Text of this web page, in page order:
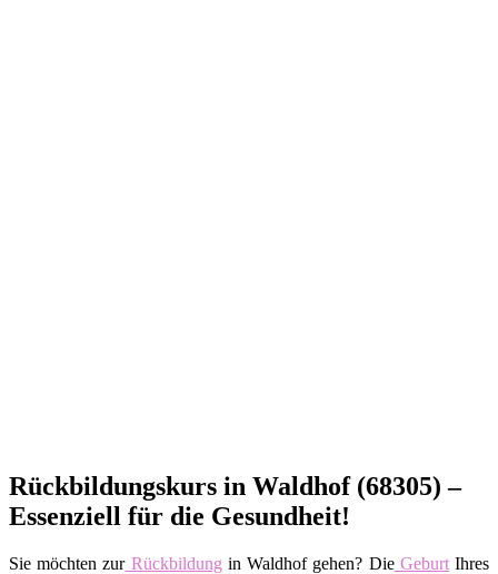
Rückbildungskurs in Waldhof (68305) –
Essenziell für die Gesundheit!
Sie möchten zurRückbildung in Waldhof gehen? DieGeburtIhres